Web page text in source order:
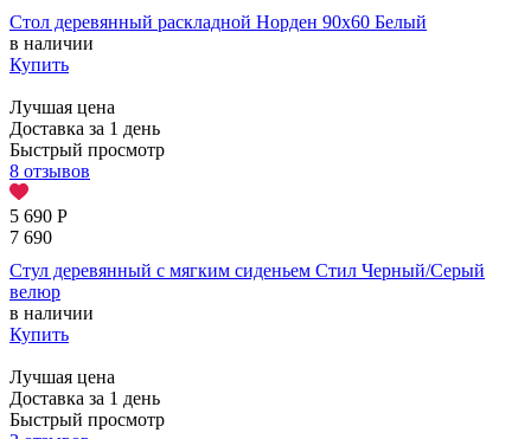
Стол деревянный раскладной Норден 90х60 Белый
в наличии
Купить
Лучшая цена
Доставка за 1 день
Быстрый просмотр
8 отзывов
5 690 Р
7 690
Стул деревянный с мягким сиденьем Стил Черный/Серый
велюр
в наличии
Купить
Лучшая цена
Доставка за 1 день
Быстрый просмотр